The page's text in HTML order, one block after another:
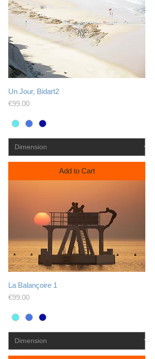
Un Jour, Bidart2
Price
€99.00
Add to Cart
La Balançoire 1
Price
€99.00